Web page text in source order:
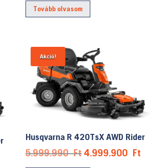
Tovább olvasom
Akció!
Husqvarna R 420TsX AWD Rider
5.999.990Ft Original
price
4.999.900 Ft